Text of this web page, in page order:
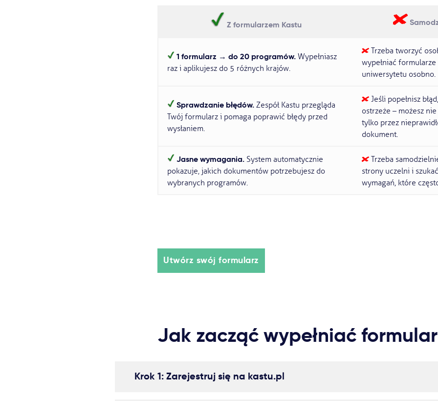
Z formularzem Kastu
1 formularz → do 20 programów. Wypełniasz
raz i aplikujesz do 5 różnych krajów.
Trzeba tworzyć
wypełniać
uniwersytetu osobno.
Sprawdzanie błędów. Zespół Kastu przegląda
Twój formularz i pomaga poprawić błędy przed
wysłaniem.
Jeśli popełnisz
ostrzeże – możesz
tylko przez
dokument.
Jasne wymagania. System automatycznie
pokazuje, jakich dokumentów potrzebujesz do
wybranych programów.
Trzeba
strony uczelni i
wymagań, które
Utwórz swój formularz
Jak zacząć wypełniać
Krok 1: Zarejestruj się na kastu.pl